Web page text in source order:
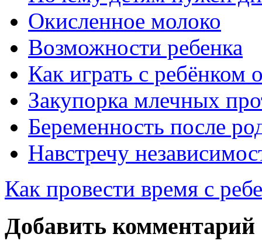
Окисленное молоко
Возможности ребенка
Как играть с ребёнком
Закупорка млечных
Беременность после
Навстречу
Как провести время с
Добавить комментарий